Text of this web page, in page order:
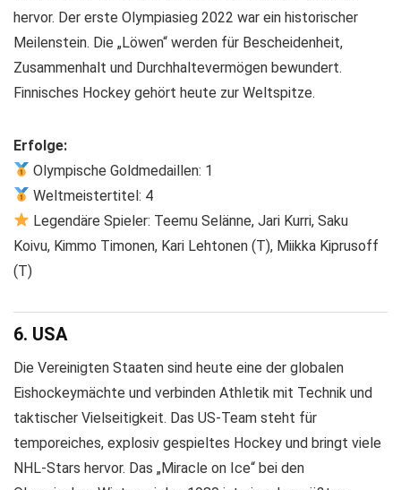
hervor. Der erste Olympiasieg 2022 war ein historischer
Meilenstein. Die „Löwen“ werden für Bescheidenheit,
Zusammenhalt und Durchhaltevermögen bewundert.
Finnisches Hockey gehört heute zur Weltspitze.
Erfolge:
Olympische Goldmedaillen: 1
Weltmeistertitel: 4
Legendäre Spieler: Teemu Selänne, Jari Kurri, Saku
Koivu, Kimmo Timonen, Kari Lehtonen (T), Miikka Kiprusoff
(T)
6. USA
Die Vereinigten Staaten sind heute eine der globalen
Eishockeymächte und verbinden Athletik mit Technik und
taktischer Vielseitigkeit. Das US-Team steht für
temporeiches, explosiv gespieltes Hockey und bringt viele
NHL-Stars hervor. Das „Miracle on Ice“ bei den